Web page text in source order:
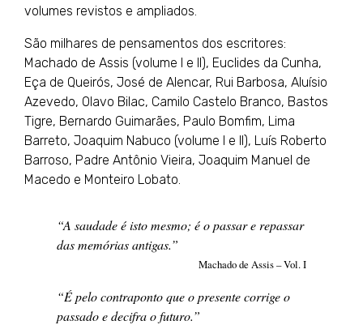
volumes revistos e ampliados.
São milhares de pensamentos dos escritores:
Machado de Assis (volume I e II), Euclides da Cunha,
Eça de Queirós, José de Alencar, Rui Barbosa, Aluísio
Azevedo, Olavo Bilac, Camilo Castelo Branco, Bastos
Tigre, Bernardo Guimarães, Paulo Bomfim, Lima
Barreto, Joaquim Nabuco (volume I e II), Luís Roberto
Barroso, Padre Antônio Vieira, Joaquim Manuel de
Macedo e Monteiro Lobato.
“A saudade é isto mesmo; é o passar e repassar
das memórias antigas.”
Machado de Assis – Vol. I
“É pelo contraponto que o presente corrige o
passado e decifra o futuro.”